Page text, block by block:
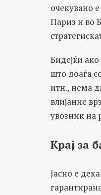
очекувано
Париз и во
Бидејќи
што доаѓа
итн., нема
влијание
увозник на
Крај за
Јасно е